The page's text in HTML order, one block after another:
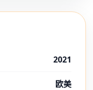
2021
欧美